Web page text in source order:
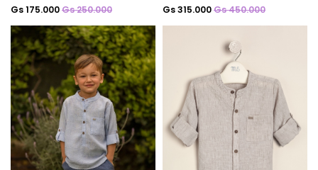
Gs 175.000Gs 250.000 Gs 315.000Gs 450.000